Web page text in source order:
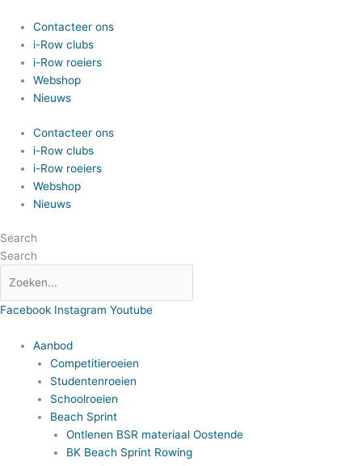
naar
inhoud
Contacteer ons
i-Row clubs
i-Row roeiers
Webshop
Nieuws
Contacteer ons
i-Row clubs
i-Row roeiers
Webshop
Nieuws
Search
Search
Facebook Instagram Youtube
Aanbod
Competitieroeien
Studentenroeien
Schoolroeien
Beach Sprint
Ontlenen BSR materiaal Oostende
BK Beach Sprint Rowing